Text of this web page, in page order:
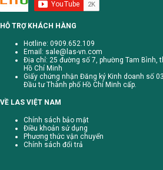
HỖ TRỢ KHÁCH HÀNG
Hotline: 0909.652.109
Email: sale@las-vn.com
Địa chỉ: 25 đường số 7, phường Tam Bình,
Hồ Chí Minh
Giấy chứng nhận Đăng ký Kinh doanh số
Đầu tư Thành phố Hồ Chí Minh cấp.
VỀ LAS VIỆT NAM
Chính sách bảo mật
Điều khoản sử dụng
Phương thức vận chuyển
Chính sách đổi trả